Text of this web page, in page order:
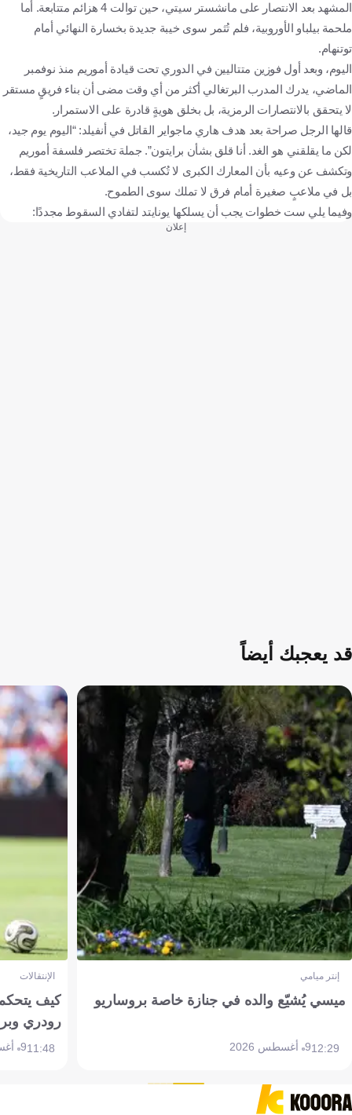
المشهد بعد الانتصار على مانشستر سيتي، حين توالت 4 هزائم متتابعة. أما
ملحمة بيلباو الأوروبية، فلم تُثمر سوى خيبة جديدة بخسارة النهائي أمام
توتنهام.
اليوم، وبعد أول فوزين متتاليين في الدوري تحت قيادة أموريم منذ نوفمبر
الماضي، يدرك المدرب البرتغالي أكثر من أي وقت مضى أن بناء فريقٍ مستقر
لا يتحقق بالانتصارات الرمزية، بل بخلق هويةٍ قادرة على الاستمرار.
قالها الرجل صراحة بعد هدف هاري ماجواير القاتل في أنفيلد: “اليوم يوم جيد،
لكن ما يقلقني هو الغد. أنا قلق بشأن برايتون”. جملة تختصر فلسفة أموريم
وتكشف عن وعيه بأن المعارك الكبرى لا تُكسب في الملاعب التاريخية فقط،
بل في ملاعبٍ صغيرة أمام فرق لا تملك سوى الطموح.
وفيما يلي ست خطوات يجب أن يسلكها يونايتد لتفادي السقوط مجددًا:
إعلان
قد يعجبك أيضاً
إنتر ميامي
ميسي يُشيّع والده في جنازة خاصة بروساريو
12:299 أغسطس 2026
الإنتقالات
كيف
رودري
11:489 أغسطس 2026